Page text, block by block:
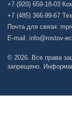
+7 (920) 659-18-03
+7 (485) 366-99-67
Почта для связи:
E-mail: info@rostov-
© 2026. Все права
запрещено.